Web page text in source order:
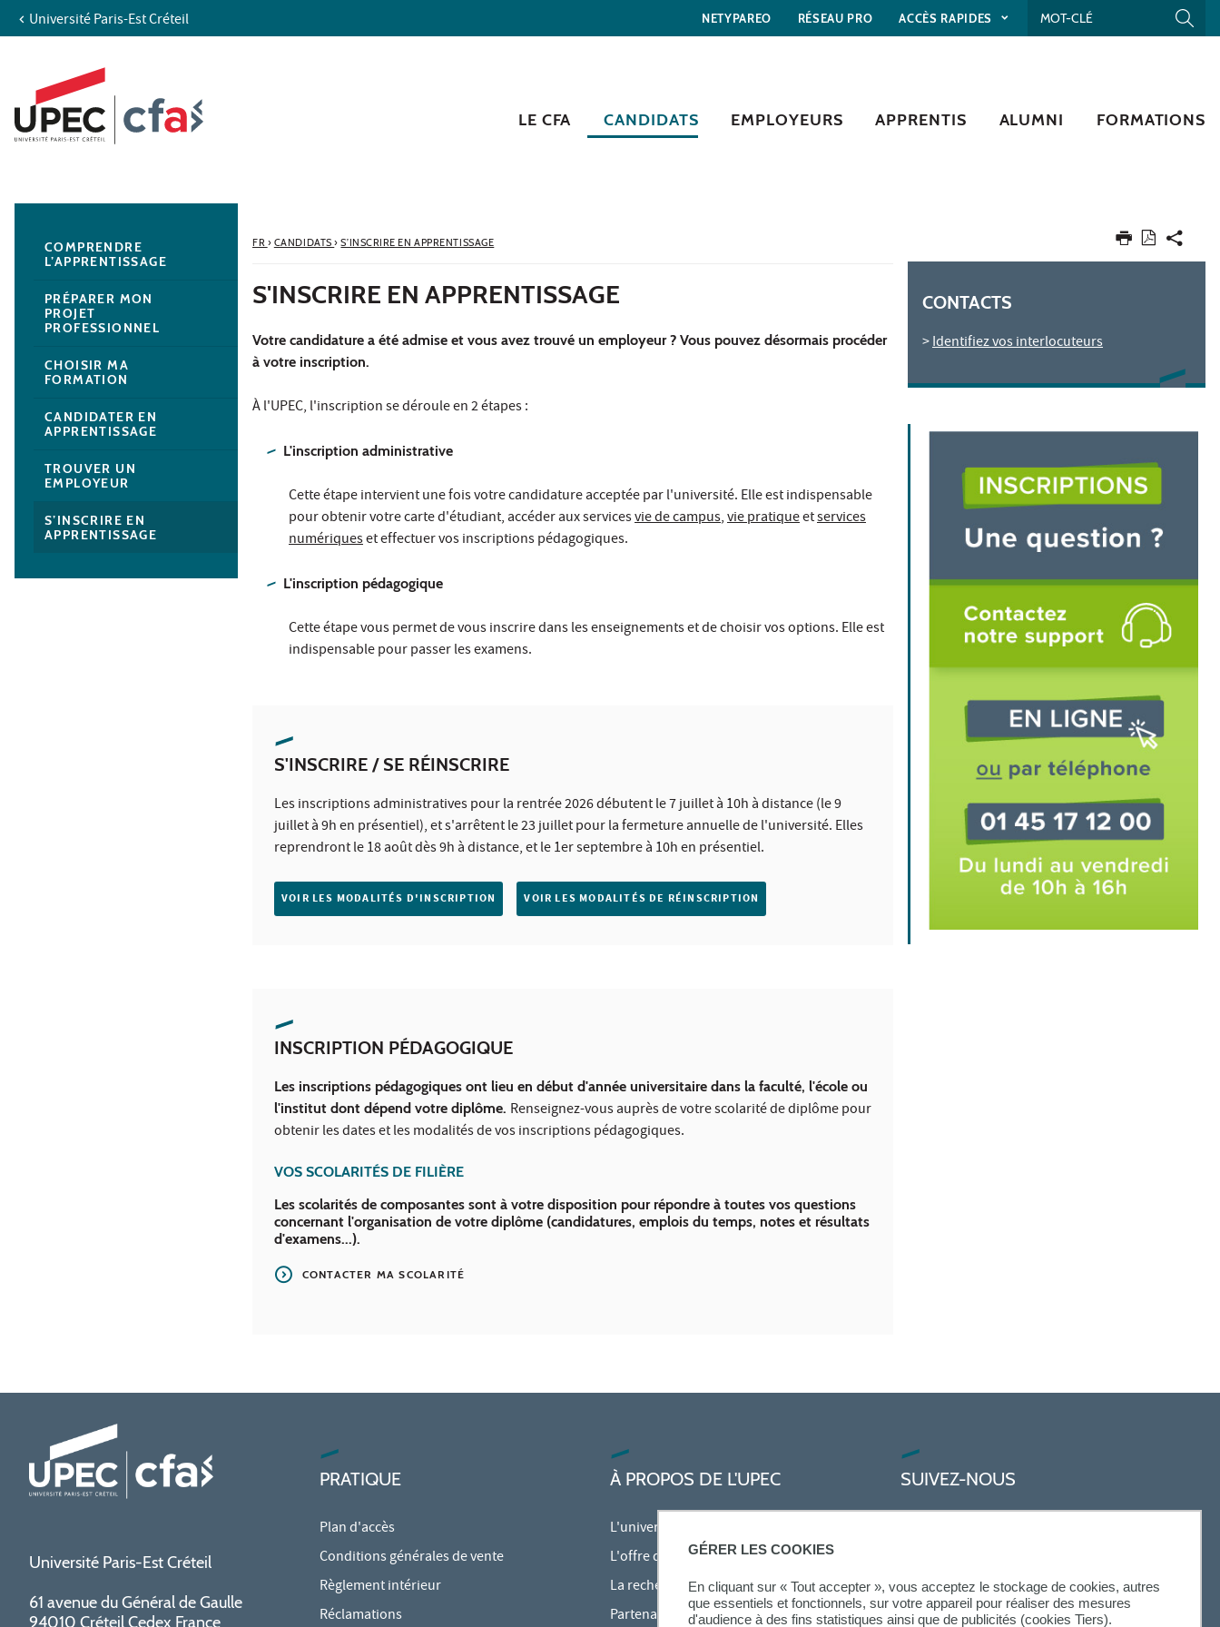
GÉRER LES COOKIES
En cliquant sur « Tout accepter », vous acceptez le stockage de cookies, autres
que essentiels et fonctionnels, sur votre appareil pour réaliser des mesures
d'audience à des fins statistiques ainsi que de publicités (cookies Tiers).
Aller au contenu
Accès directs
Recherche
Navigation secondaire
Université Paris-Est Créteil NETYPAREO RÉSEAU PRO ACCÈS RAPIDES
LE CFA CANDIDATS EMPLOYEURS APPRENTIS ALUMNI FORMATIONS
FR › CANDIDATS› S’INSCRIRE EN APPRENTISSAGE
S'INSCRIRE EN APPRENTISSAGE
Votre candidature a été admise et vous avez trouvé un employeur ? Vous pouvez désormais procéder
à votre inscription.
À l'UPEC, l'inscription se déroule en 2 étapes :
L'inscription administrative
Cette étape intervient une fois votre candidature acceptée par l'université. Elle est indispensable
pour obtenir votre carte d'étudiant, accéder aux servicesvie de campus,vie pratiqueetservices
numériqueset effectuer vos inscriptions pédagogiques.
L'inscription pédagogique
Cette étape vous permet de vous inscrire dans les enseignements et de choisir vos options. Elle est
indispensable pour passer les examens.
S'INSCRIRE / SE RÉINSCRIRE
Les inscriptions administratives pour la rentrée 2026 débutent le 7 juillet à 10h à distance (le 9
juillet à 9h en présentiel), et s'arrêtent le 23 juillet pour la fermeture annuelle de l'université. Elles
reprendront le 18 août dès 9h à distance, et le 1er septembre à 10h en présentiel.
VOIR LES MODALITÉS D'INSCRIPTION VOIR LES MODALITÉS DE RÉINSCRIPTION
INSCRIPTION PÉDAGOGIQUE
Les inscriptions pédagogiques ont lieu en début d'année universitaire dans la faculté, l'école ou
l'institut dont dépend votre diplôme. Renseignez-vous auprès de votre scolarité de diplôme pour
obtenir les dates et les modalités de vos inscriptions pédagogiques.
VOS SCOLARITÉS DE FILIÈRE
Les scolarités de composantes sont à votre disposition pour répondre à toutes vos questions
concernant l'organisation de votre diplôme (candidatures, emplois du temps, notes et résultats
d'examens...).
CONTACTER MA SCOLARITÉ
CONTACTS
>Identifiez vos interlocuteurs
COMPRENDRE
L’APPRENTISSAGE
PRÉPARER MON
PROJET
PROFESSIONNEL
CHOISIR MA
FORMATION
CANDIDATER EN
APPRENTISSAGE
TROUVER UN
EMPLOYEUR
S’INSCRIRE EN
APPRENTISSAGE
Université Paris-Est Créteil
61 avenue du Général de Gaulle
94010 Créteil Cedex France
PRATIQUE
Plan d'accès
Conditions générales de vente
Règlement intérieur
Réclamations
À PROPOS DE L'UPEC
L'université
L'offre de formation
La recherche à l'UPEC
Partenariats
SUIVEZ-NOUS